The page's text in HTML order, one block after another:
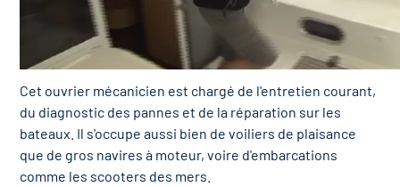
Cet ouvrier mécanicien est chargé de l'entretien courant,
du diagnostic des pannes et de la réparation sur les
bateaux. Il s'occupe aussi bien de voiliers de plaisance
que de gros navires à moteur, voire d'embarcations
comme les scooters des mers.